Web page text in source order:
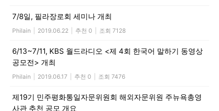
7/8일, 필라장로회 세미나 개최
Philain 2019.06.22 추천 0 조회 7128
6/13~7/11, KBS 월드라디오 <제 4회 한국어 말하기 동영상
공모전> 개최
Philain 2019.06.17 추천 0 조회 7476
제19기 민주평화통일자문위원회 해외자문위원 주뉴욕총영
사관 추천 공모 개요